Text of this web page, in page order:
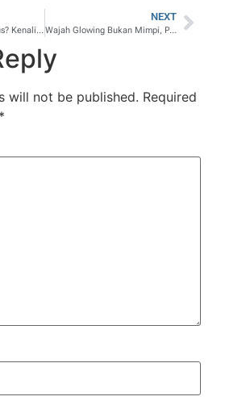
NEXT
Wajah Glowing Bukan Mimpi, Pilih Treatment yang Tepat di TM Estetik!
will not be published. Required
*